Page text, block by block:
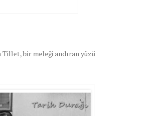
Tillet, bir meleği andıran yüzü